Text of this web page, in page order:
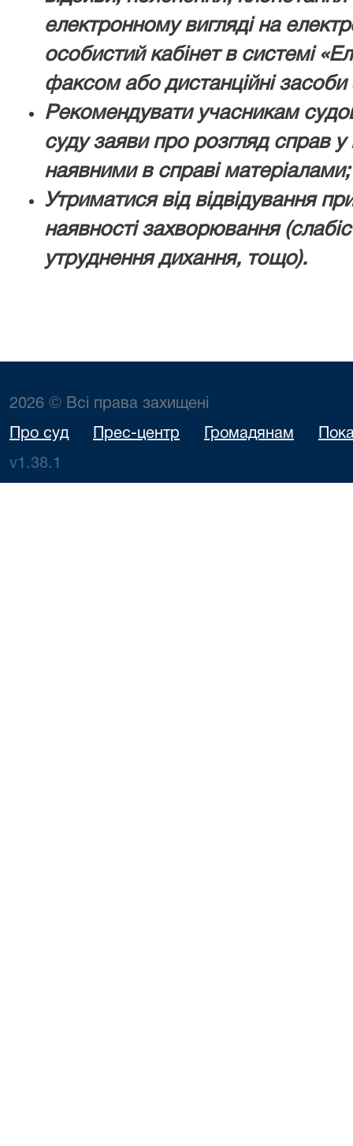
електронному вигляді на
особистий кабінет в системі
факсом або дистанційні засоби
Рекомендувати учасникам
суду заяви про розгляд справ у
наявними в справі матеріалами;
Утриматися від відвідування
наявності захворювання
утруднення дихання, тощо).
2026 © Всі права захищені
Про суд Прес-центр Громадянам
v1.38.1